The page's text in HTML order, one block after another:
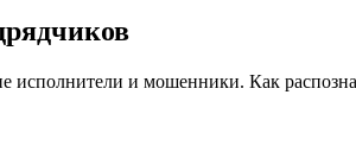
исполнители и мошенники. Как